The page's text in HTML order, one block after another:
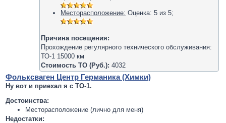
Месторасположение: Оценка:5 из5;
Причина посещения:
Прохождение регулярного технического обслуживания:
ТО-1 15000 км
Стоимость ТО (Руб.): 4032
Фольксваген Центр Германика (Химки)
Ну вот и приехал я с ТО-1.
Достоинства:
Месторасположение (лично для меня)
Недостатки: